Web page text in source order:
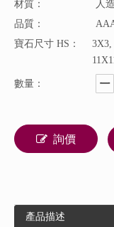
材質：
人
品質：
寶石尺寸 HS：
數量：
詢價
產品描述